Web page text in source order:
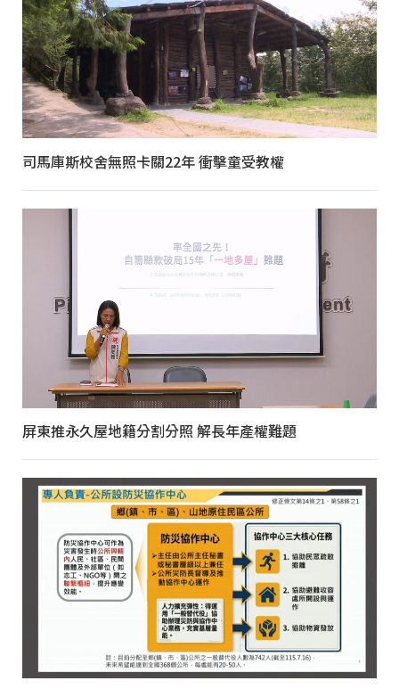
司馬庫斯校舍無照卡關22年 衝擊童受教權
屏東推永久屋地籍分割分照 解長年產權難題